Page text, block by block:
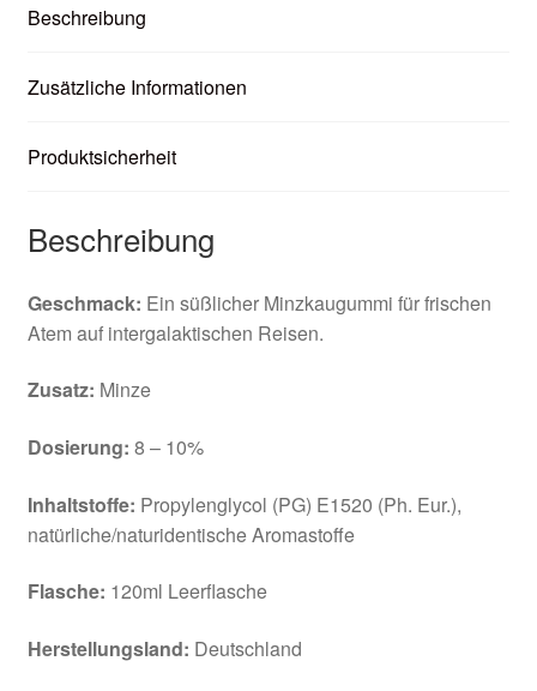
Beschreibung
Zusätzliche Informationen
Produktsicherheit
Beschreibung
Geschmack: Ein süßlicher Minzkaugummi für frischen
Atem auf intergalaktischen Reisen.
Zusatz: Minze
Dosierung: 8 – 10%
Inhaltstoffe: Propylenglycol (PG) E1520 (Ph. Eur.),
natürliche/naturidentische Aromastoffe
Flasche: 120ml Leerflasche
Herstellungsland: Deutschland